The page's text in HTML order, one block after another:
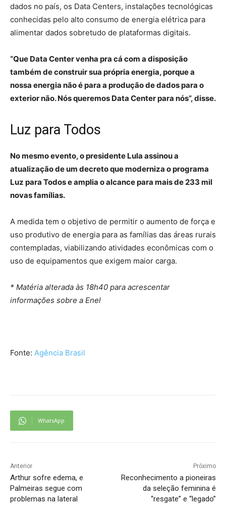
dados no país, os Data Centers, instalações tecnológicas
conhecidas pelo alto consumo de energia elétrica para
alimentar dados sobretudo de plataformas digitais.
“Que Data Center venha pra cá com a disposição
também de construir sua própria energia, porque a
nossa energia não é para a produção de dados para o
exterior não. Nós queremos Data Center para nós”, disse.
Luz para Todos
No mesmo evento, o presidente Lula assinou a
atualização de um decreto que moderniza o programa
Luz para Todos e amplia o alcance para mais de 233 mil
novas famílias.
A medida tem o objetivo de permitir o aumento de força e
uso produtivo de energia para as famílias das áreas rurais
contempladas, viabilizando atividades econômicas com o
uso de equipamentos que exigem maior carga.
* Matéria alterada às 18h40 para acrescentar
informações sobre a Enel
Fonte: Agência Brasil
WhatsApp
Anterior
Arthur sofre edema, e
Palmeiras segue com
problemas na lateral
Próximo
Reconhecimento a pioneiras
da seleção feminina é
“resgate” e “legado”